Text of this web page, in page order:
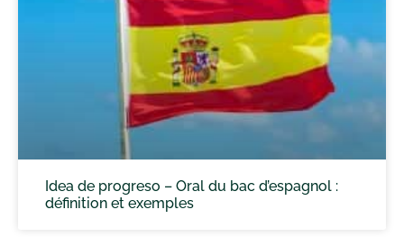
Idea de progreso – Oral du bac d’espagnol :
définition et exemples